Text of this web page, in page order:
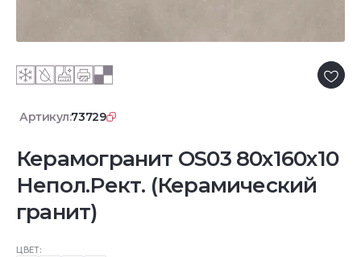
Артикул:73729
Керамогранит OS03 80x160x10
Непол.Рект. (Керамический
гранит)
ЦВЕТ: